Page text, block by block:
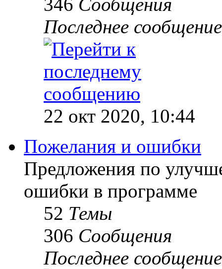
Последнее сообщение
22 окт 2020, 10:44
Пожелания и ошибки
Предложения по
ошибки в программе
52 Темы
306 Сообщения
Последнее сообщение